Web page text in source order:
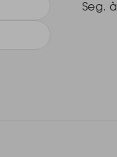
Seg.